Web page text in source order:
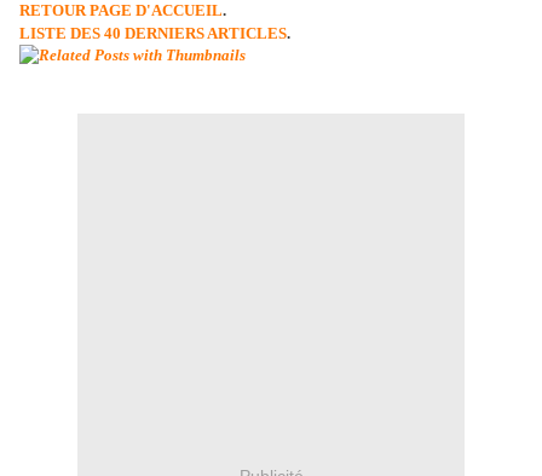
RETOUR PAGE D'ACCUEIL.
LISTE DES 40 DERNIERS ARTICLES.